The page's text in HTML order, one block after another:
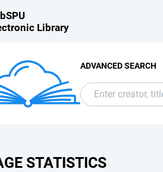
Library
ADVANCED SEARCH
STATISTICS